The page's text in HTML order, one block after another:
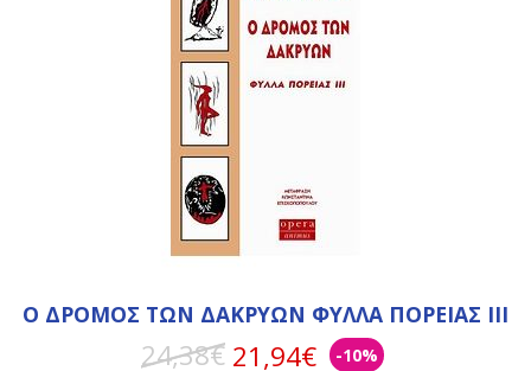
Ο ΔΡΟΜΟΣ ΤΩΝ ΔΑΚΡΥΩΝ ΦΥΛΛΑ ΠΟΡΕΙΑΣ ΙΙΙ
24,38€ 21,94€
-10%